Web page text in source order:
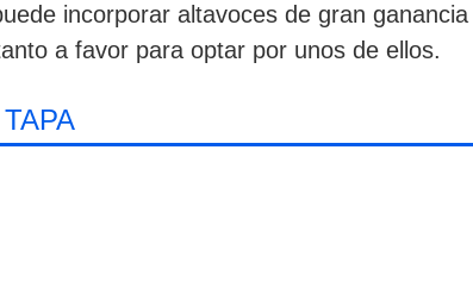
incorporar altavoces de gran
a favor para optar por unos de ellos.